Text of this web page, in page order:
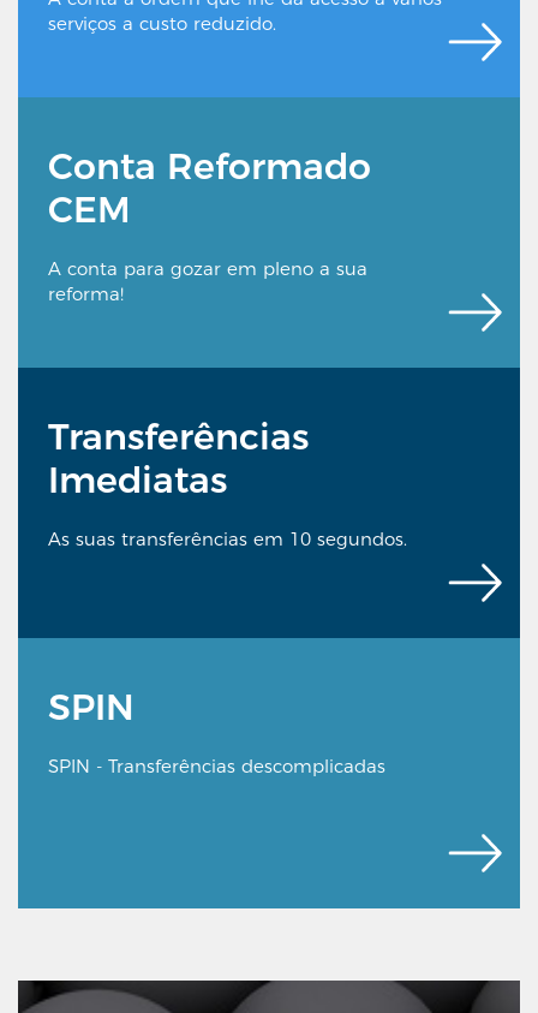
serviços a custo reduzido.
Conta Reformado
CEM
A conta para gozar em pleno a sua
reforma!
Transferências
Imediatas
As suas transferências em 10 segundos.
SPIN
SPIN - Transferências descomplicadas